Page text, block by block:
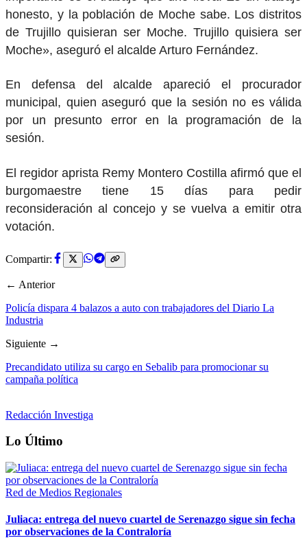
honesto, y la población de Moche sabe. Los distritos
de Trujillo quisieran ser Moche. Trujillo quisiera ser
Moche», aseguró el alcalde Arturo Fernández.
En defensa del alcalde apareció el procurador
municipal, quien aseguró que la sesión no es válida
por un presunto error en la programación de la
sesión.
El regidor aprista Remy Montero Costilla afirmó que el
burgomaestre tiene 15 días para pedir
reconsideración al concejo y se vuelva a emitir otra
votación.
Compartir:
← Anterior
Policía dispara 4 balazos a auto con trabajadores del Diario La
Industria
Siguiente →
Precandidato utiliza su cargo en Sebalib para promocionar su
campaña política
Redacción Investiga
Lo Último
Red de Medios Regionales
Juliaca: entrega del nuevo cuartel de Serenazgo sigue sin fecha
por observaciones de la Contraloría